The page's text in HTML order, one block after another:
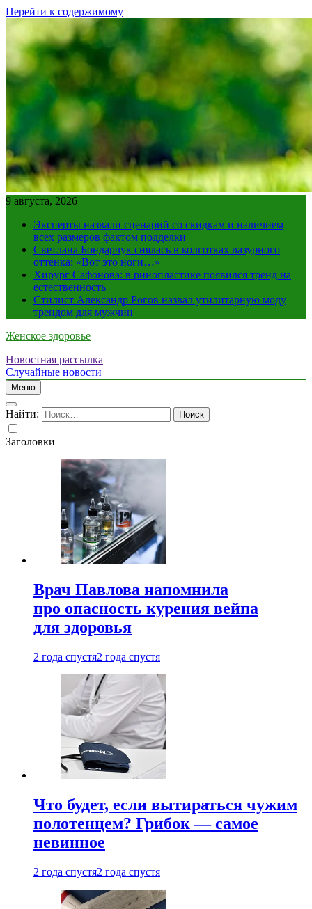
Перейти к содержимому
9 августа, 2026
Эксперты назвали сценарий со скидкам и наличием
всех размеров фактом подделки
Светлана Бондарчук снялась в колготках лазурного
оттенка: «Вот это ноги…»
Хирург Сафонова: в ринопластике появился тренд на
естественность
Стилист Александр Рогов назвал утилитарную моду
трендом для мужчин
Женское здоровье
Новостная рассылка
Случайные новости
Меню
Найти:
Заголовки
Врач Павлова напомнила
про опасность курения вейпа
для здоровья
2 года спустя2 года спустя
Что будет, если вытираться чужим
полотенцем? Грибок — самое
невинное
2 года спустя2 года спустя